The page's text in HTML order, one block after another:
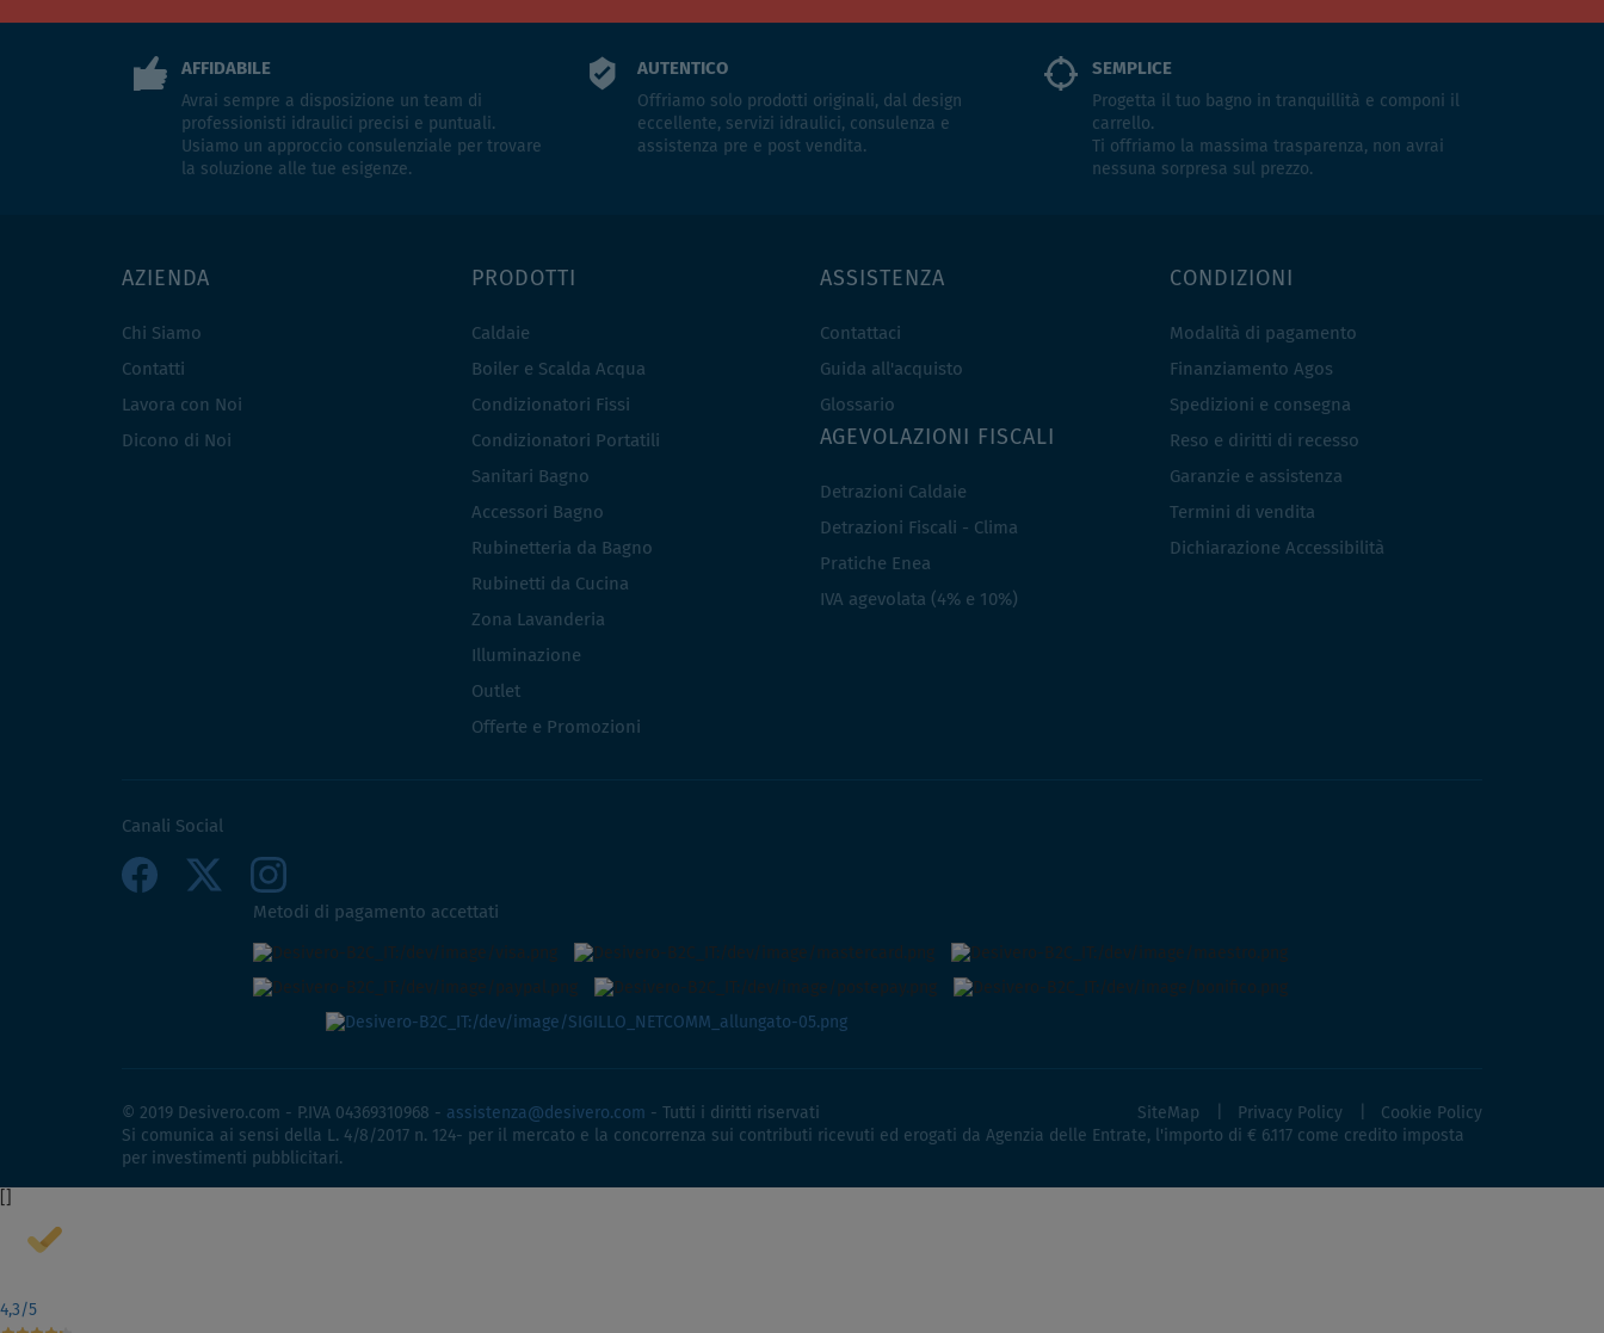
AFFIDABILE
Avrai sempre a disposizione un team di
professionisti idraulici precisi e puntuali.
Usiamo un approccio consulenziale per trovare
la soluzione alle tue esigenze.
AUTENTICO
Offriamo solo prodotti originali, dal design
eccellente, servizi idraulici, consulenza e
assistenza pre e post vendita.
SEMPLICE
Progetta il tuo bagno in tranquillità e componi il
carrello.
Ti offriamo la massima trasparenza, non avrai
nessuna sorpresa sul prezzo.
AZIENDA
Chi Siamo
Contatti
Lavora con Noi
Dicono di Noi
PRODOTTI
Caldaie
Boiler e Scalda Acqua
Condizionatori Fissi
Condizionatori Portatili
Sanitari Bagno
Accessori Bagno
Rubinetteria da Bagno
Rubinetti da Cucina
Zona Lavanderia
Illuminazione
Outlet
Offerte e Promozioni
ASSISTENZA
Contattaci
Guida all'acquisto
Glossario
AGEVOLAZIONI FISCALI
Detrazioni Caldaie
Detrazioni Fiscali - Clima
Pratiche Enea
IVA agevolata (4% e 10%)
CONDIZIONI
Modalità di pagamento
Finanziamento Agos
Spedizioni e consegna
Reso e diritti di recesso
Garanzie e assistenza
Termini di vendita
Dichiarazione Accessibilità
Canali Social
Metodi di pagamento accettati
© 2019 Desivero.com - P.IVA 04369310968 - assistenza@desivero.com - Tutti i diritti riservati SiteMap Privacy Policy
Cookie Policy
Si comunica ai sensi della L. 4/8/2017 n. 124- per il mercato e la concorrenza sui contributi ricevuti ed erogati da Agenzia delle Entrate, l'importo di € 6.117 come credito imposta
per investimenti pubblicitari.
4,3 /5